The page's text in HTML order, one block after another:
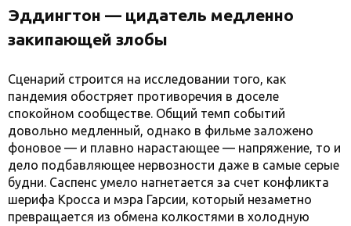
Эддингтон — цидатель медленно
закипающей злобы
Сценарий строится на исследовании того, как
пандемия обостряет противоречия в доселе
спокойном сообществе. Общий темп событий
довольно медленный, однако в фильме заложено
фоновое — и плавно нарастающее — напряжение, то и
дело подбавляющее нервозности даже в самые серые
будни. Саспенс умело нагнетается за счет конфликта
шерифа Кросса и мэра Гарсии, который незаметно
превращается из обмена колкостями в холодную